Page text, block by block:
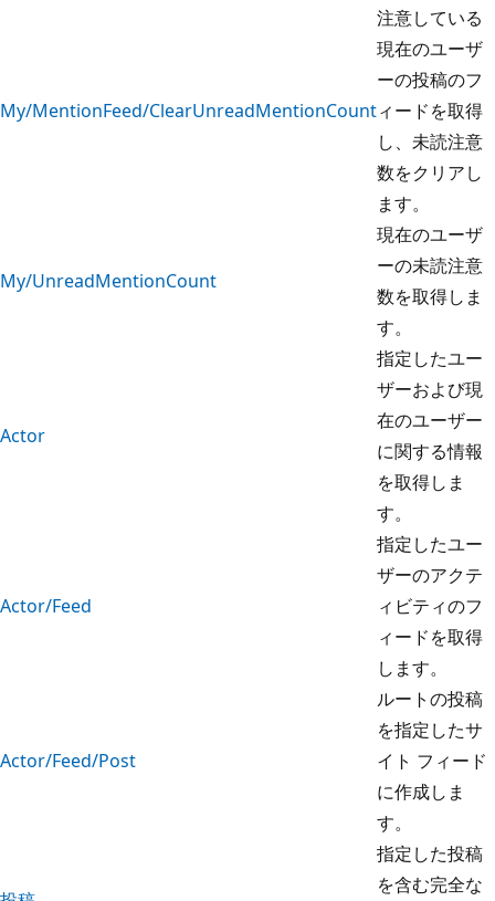
My/MentionFeed/ClearUnreadMentionCount
注意している
現在のユーザ
ーの投稿のフ
ィードを取得
し、未読注意
数をクリアし
ます。
My/UnreadMentionCount
現在のユーザ
ーの未読注意
数を取得しま
す。
Actor
指定したユー
ザーおよび現
在のユーザー
に関する情報
を取得しま
す。
Actor/Feed
指定したユー
ザーのアクテ
ィビティのフ
ィードを取得
します。
Actor/Feed/Post
ルートの投稿
を指定したサ
イト フィード
に作成しま
す。
指定した投稿
を含む完全な